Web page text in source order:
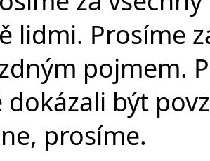
lidmi. Prosíme
pojmem.
dokázali být
prosíme.